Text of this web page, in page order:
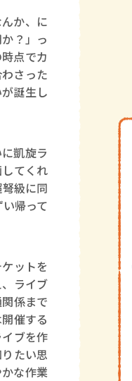
か、に
？」っ
点でカ
さった
誕生し
凱旋ラ
てくれ
級に同
帰って
ットを
ライブ
係まで
催する
ブを作
たい思
な作業
・イン・ザ・システム
／デボラ・イン…